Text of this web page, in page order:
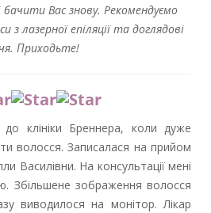
Вас знову. Рекомендуємо
з лазерної епіляції та доглядові
Приходьте!
клініки Бреннера, коли дуже
волосся. Записалася на прийом
Василівни. На консультації мені
Збільшене зображення волосся
виводилося на монітор. Лікар